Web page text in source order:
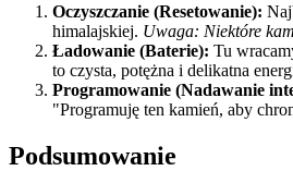
Oczyszczanie (Resetowanie):
himalajskiej. Uwaga: Niektóre
Ładowanie (Baterie): Tu
to czysta, potężna i delikatna
Programowanie (Nadawanie
"Programuję ten kamień, aby
Podsumowanie